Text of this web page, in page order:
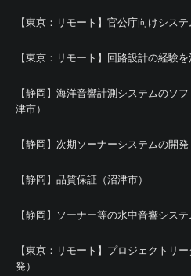
【東京：リモート】官公庁向けシス
【東京：リモート】回路設計の経験
【静岡】海洋音響計測システムのソ
津市）
【静岡】次期ソーナーシステムの開発
【静岡】品質保証（沼津市）
【静岡】ソーナー等の水中音響シス
【東京：リモート】プロジェクトリ
発）